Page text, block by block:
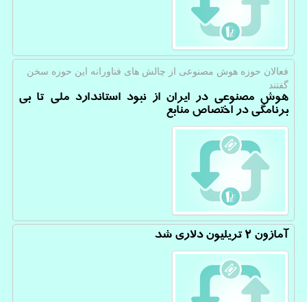
فعالان حوزه هوش مصنوعی از چالش های فناورانه این حوزه سخن
گفتند
هوش مصنوعی در ایران از نبود استاندارد ملی تا بی
برنامگی در اختصاص منابع
آمازون 2 تریلیون دلاری شد